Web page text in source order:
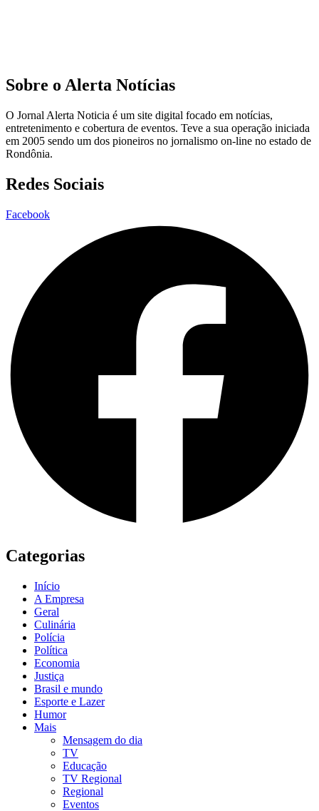
Sobre o Alerta Notícias
O Jornal Alerta Noticia é um site digital focado em notícias,
entretenimento e cobertura de eventos. Teve a sua operação iniciada
em 2005 sendo um dos pioneiros no jornalismo on-line no estado de
Rondônia.
Redes Sociais
Facebook
Categorias
Início
A Empresa
Geral
Culinária
Polícia
Política
Economia
Justiça
Brasil e mundo
Esporte e Lazer
Humor
Mais
Mensagem do dia
TV
Educação
TV Regional
Regional
Eventos